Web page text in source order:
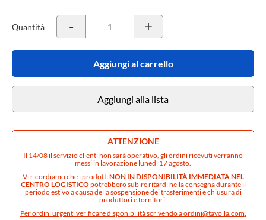
Quantità - +
Aggiungi al carrello
Aggiungi alla lista
ATTENZIONE
Il 14/08 il servizio clienti non sarà operativo, gli ordini ricevuti verranno
messi in lavorazione lunedì 17 agosto.
Vi ricordiamo che i prodottiNON IN DISPONIBILITÀ IMMEDIATA NEL
CENTRO LOGISTICOpotrebbero subire ritardi nella consegna durante il
periodo estivo a causa della sospensione dei trasferimenti e chiusura di
produttori e fornitori.
Per ordini urgenti verificare disponibilità scrivendo aordini@tavolla.com.